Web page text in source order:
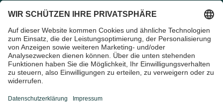
Email
Ich bin damit einverstanden,
Marketing-E-Mails und
Sonderangebote zu erhalten